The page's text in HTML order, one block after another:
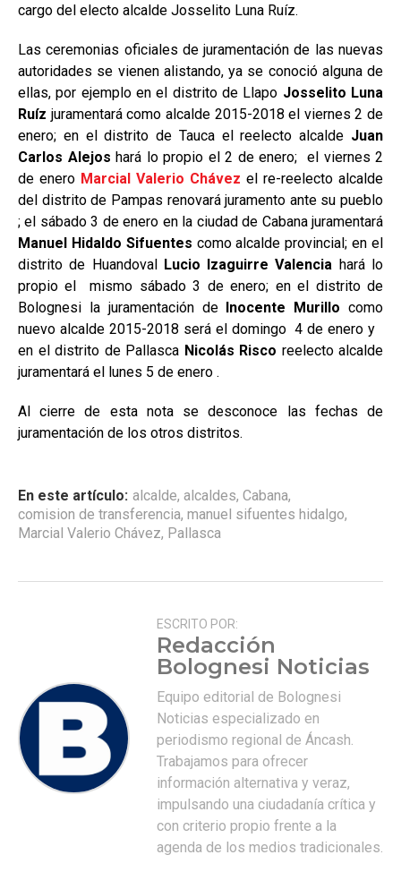
cargo del electo alcalde Josselito Luna Ruíz.
Las ceremonias oficiales de juramentación de las nuevas
autoridades se vienen alistando, ya se conoció alguna de
ellas, por ejemplo en el distrito de Llapo Josselito Luna
Ruíz juramentará como alcalde 2015-2018 el viernes 2 de
enero; en el distrito de Tauca el reelecto alcalde Juan
Carlos Alejos hará lo propio el 2 de enero; el viernes 2
de enero Marcial Valerio Chávez el re-reelecto alcalde
del distrito de Pampas renovará juramento ante su pueblo
; el sábado 3 de enero en la ciudad de Cabana juramentará
Manuel Hidaldo Sifuentes como alcalde provincial; en el
distrito de Huandoval Lucio Izaguirre Valencia hará lo
propio el mismo sábado 3 de enero; en el distrito de
Bolognesi la juramentación deInocente Murillo como
nuevo alcalde 2015-2018 será el domingo 4 de enero y
en el distrito de Pallasca Nicolás Risco reelecto alcalde
juramentará el lunes 5 de enero .
Al cierre de esta nota se desconoce las fechas de
juramentación de los otros distritos.
En este artículo: alcalde, alcaldes, Cabana,
comision de transferencia, manuel sifuentes hidalgo,
Marcial Valerio Chávez, Pallasca
ESCRITO POR:
Redacción
Bolognesi Noticias
Equipo editorial de Bolognesi
Noticias especializado en
periodismo regional de Áncash.
Trabajamos para ofrecer
información alternativa y veraz,
impulsando una ciudadanía crítica y
con criterio propio frente a la
agenda de los medios tradicionales.